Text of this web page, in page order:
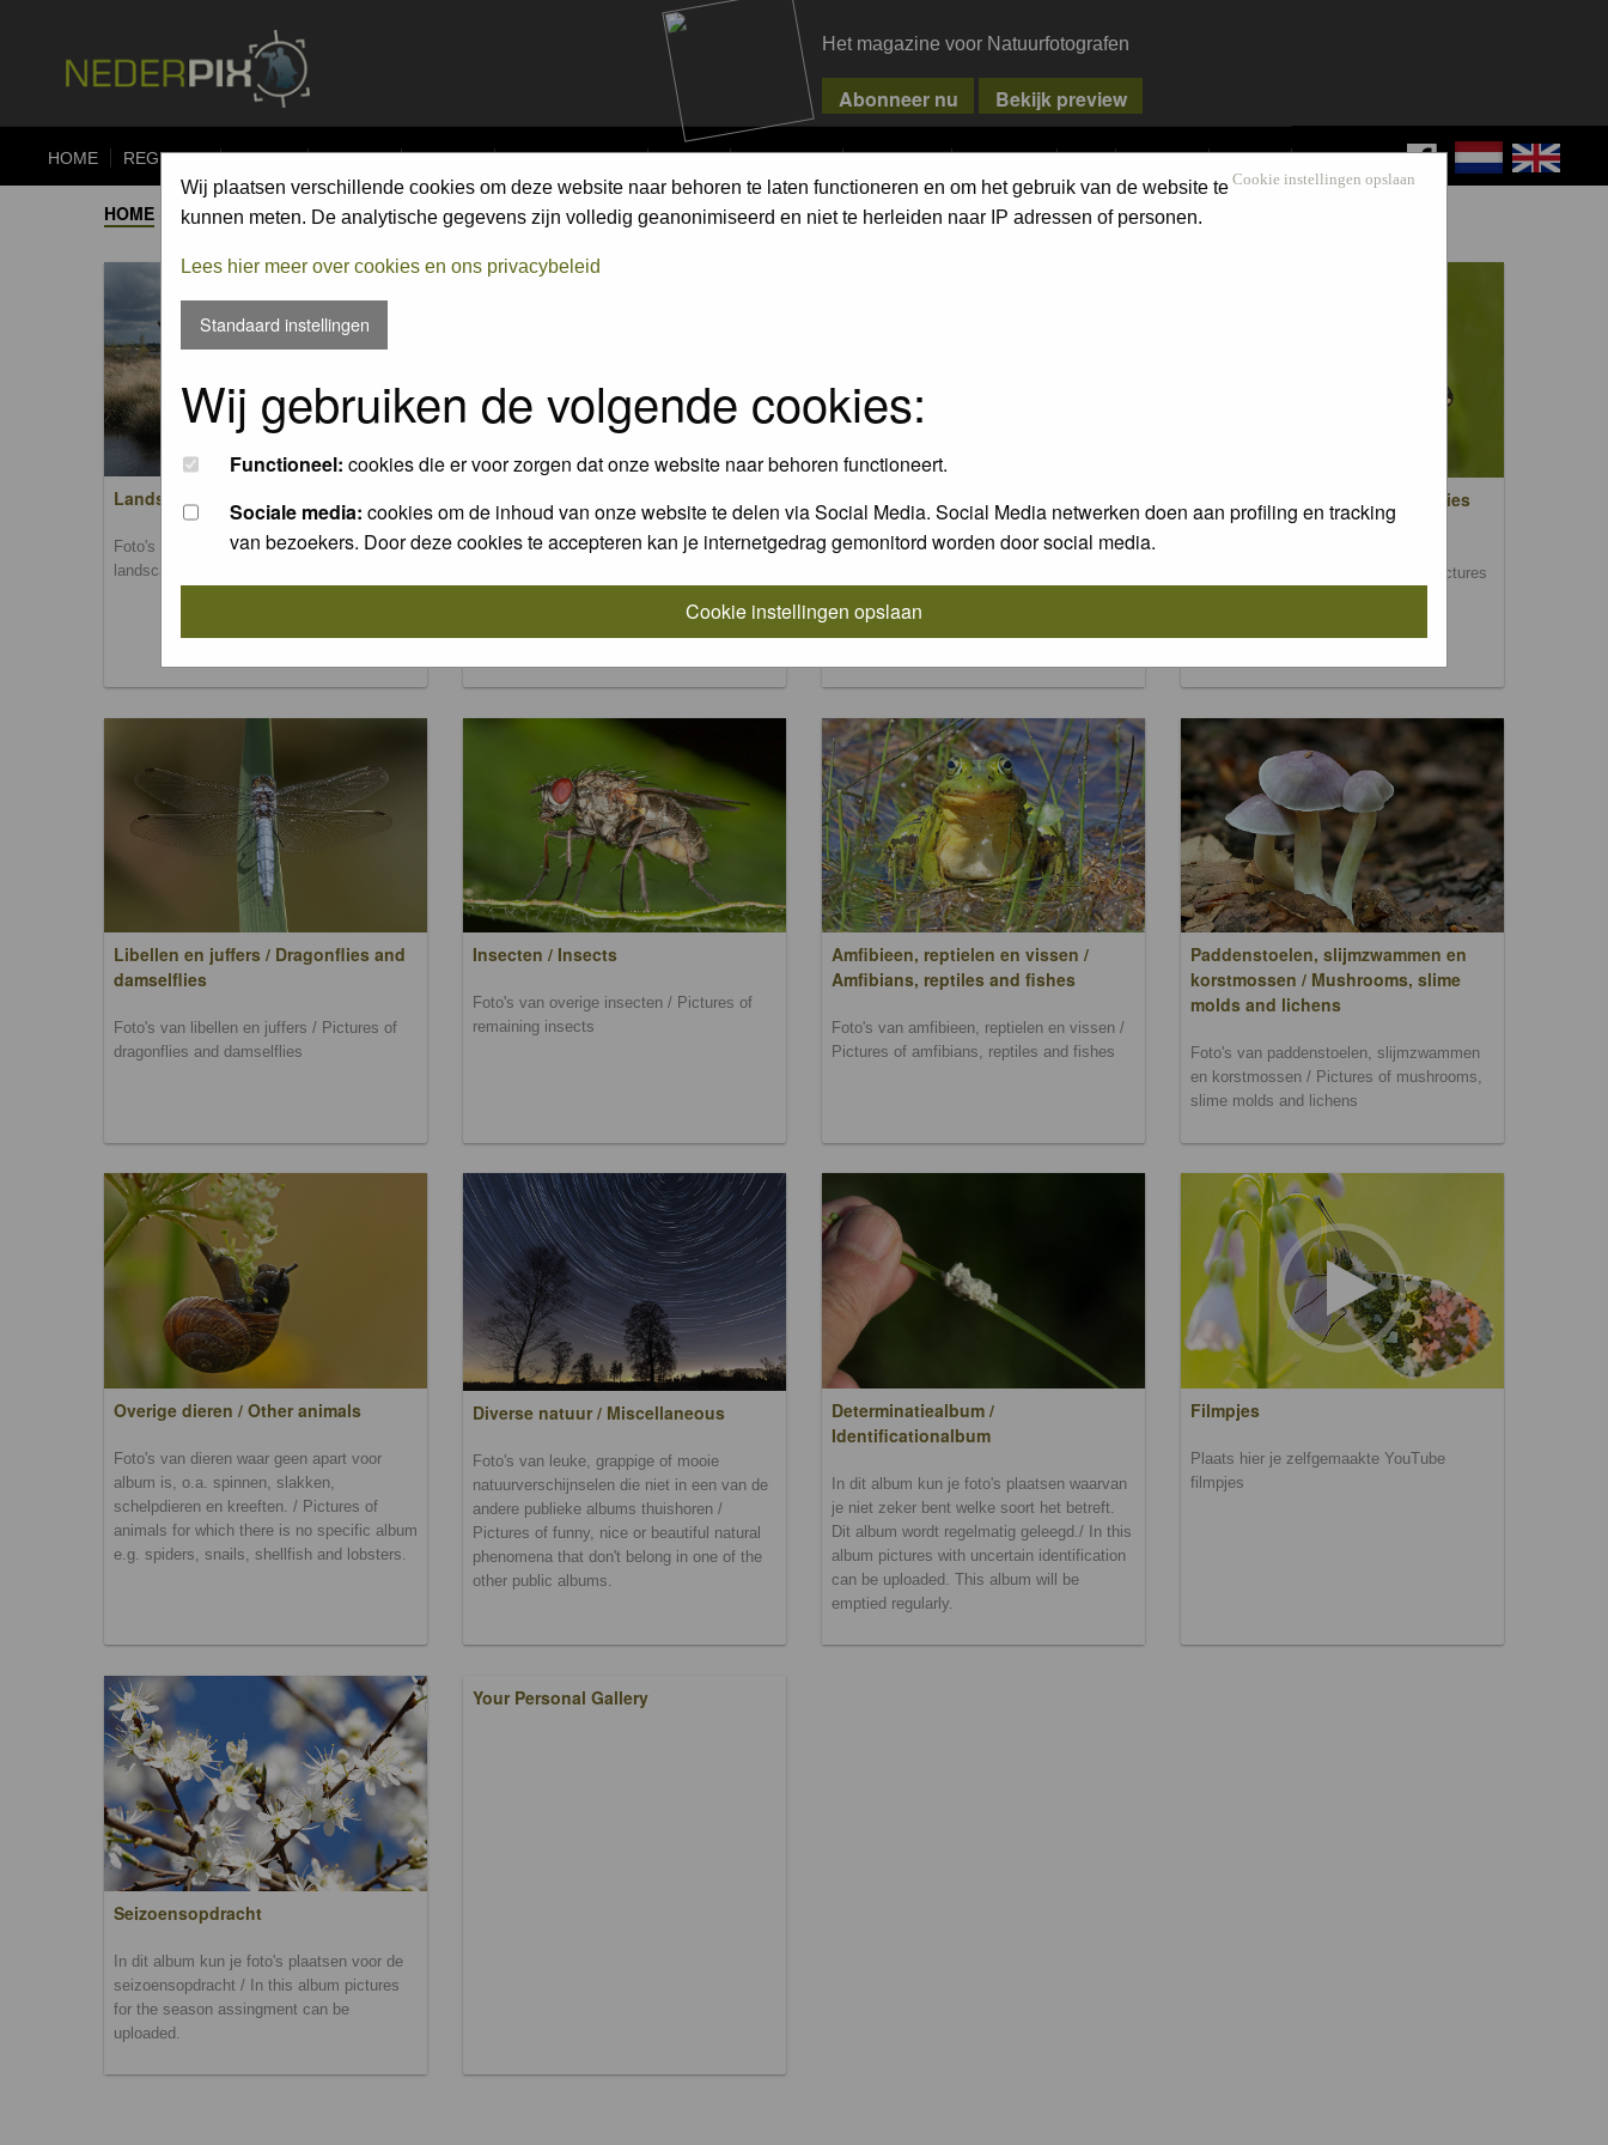
Het magazine voor Natuurfotografen
HOME REGISTER FORUM UPLOAD ALBUMS COMPETITIONS PIXPAS MAGAZINE WEBSHOP CONTACT FAQ SEARCH LOG IN
Cookie instellingen opslaan
Wij plaatsen verschillende cookies om deze website naar behoren te laten functioneren en om het gebruik van de website te
kunnen meten. De analytische gegevens zijn volledig geanonimiseerd en niet te herleiden naar IP adressen of personen.
Lees hier meer over cookies en ons privacybeleid
Standaard instellingen
Wij gebruiken de volgende cookies:
Functioneel: cookies die er voor zorgen dat onze website naar behoren functioneert.
Sociale media: cookies om de inhoud van onze website te delen via Social Media. Social Media netwerken doen aan profiling en tracking
van bezoekers. Door deze cookies te accepteren kan je internetgedrag gemonitord worden door social media.
Cookie instellingen opslaan
HOME -> ALBUM
Landschappen / Landscapes
Foto's van landschappen / Pictures of
landscapes
Zoogdieren / Mammals
Foto's van zoogdieren / Pictures of
mossen / Wild Flowers (lncl. trees)
and mosses
en mossen / Pictures of wild flowers,
Dag- en nachtvlinders / Butterflies
and moths
Foto's van dag- en nachtvlinders / Pictures
Libellen en juffers / Dragonflies and
damselflies
Foto's van libellen en juffers / Pictures of
dragonflies and damselflies
Insecten / Insects
Foto's van overige insecten / Pictures of
remaining insects
Amfibieen, reptielen en vissen /
Amfibians, reptiles and fishes
Foto's van amfibieen, reptielen en vissen /
Pictures of amfibians, reptiles and fishes
Paddenstoelen, slijmzwammen en
korstmossen / Mushrooms, slime
molds and lichens
Foto's van paddenstoelen, slijmzwammen
en korstmossen / Pictures of mushrooms,
slime molds and lichens
Overige dieren / Other animals
Foto's van dieren waar geen apart voor
album is, o.a. spinnen, slakken,
schelpdieren en kreeften. / Pictures of
animals for which there is no specific album
e.g. spiders, snails, shellfish and lobsters.
Diverse natuur / Miscellaneous
Foto's van leuke, grappige of mooie
natuurverschijnselen die niet in een van de
andere publieke albums thuishoren /
Pictures of funny, nice or beautiful natural
phenomena that don't belong in one of the
other public albums.
Determinatiealbum /
Identificationalbum
In dit album kun je foto's plaatsen waarvan
je niet zeker bent welke soort het betreft.
Dit album wordt regelmatig geleegd./ In this
album pictures with uncertain identification
can be uploaded. This album will be
emptied regularly.
Filmpjes
Plaats hier je zelfgemaakte YouTube
filmpjes
Seizoensopdracht
In dit album kun je foto's plaatsen voor de
seizoensopdracht / In this album pictures
for the season assingment can be
uploaded.
Your Personal Gallery